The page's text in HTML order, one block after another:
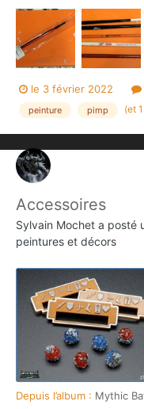
mais maintenant FB
ça ici, ToL c'est plus mi...
le 3 février 2022
peinture pimp (et
Accessoires
Sylvain Mochet a posté
peintures et décors
Depuis l’album : Mythic